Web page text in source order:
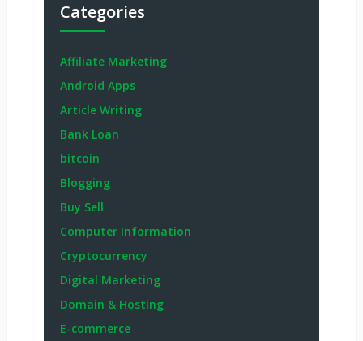
Categories
Affiliate Marketing
Android Apps
Article Writing
Bank Loan
bitcoin
Blogging
Buy Sell
Computer Information
Cryptocurrency
Digital Marketing
Domain & Hosting
E-commerce